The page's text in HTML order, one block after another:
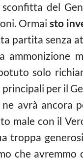
del
Ormai sto
partita senza
ammonizione
solo
per il
avrà ancora
male con il
troppa
che